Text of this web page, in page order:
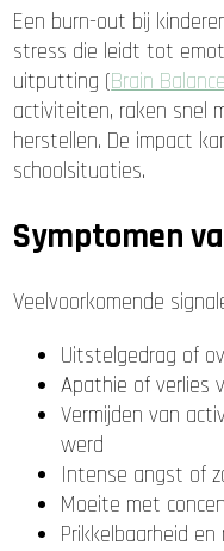
Een burn-out bij
stress die leidt tot
uitputting (Brain
activiteiten, raken snel
herstellen. De impact
schoolsituaties.
Symptomen
Veelvoorkomende
Uitstelgedrag of
Apathie of verlies
Vermijden van
werd
Intense angst of
Moeite met
Prikkelbaarheid